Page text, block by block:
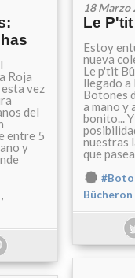
Roja
vez
del
entre 5
y
,
18 Marzo
Le
Estoy
nueva
Le p'tit
llegado a
Botones
a mano y
bonito...
nuestras
que
Bûcheron